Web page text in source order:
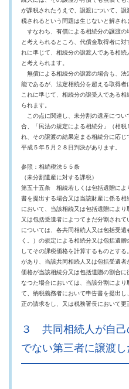
が課税されたうえで、譲渡について、
税されるという問題は生じないと解され
すなわち、有償による相続分の譲渡の
と考えられるところ、代償金取得者に
れに準じて、相続分の譲渡人である相
と考えられます。
無償による相続分の譲渡の場合も、法
能であるが、法定相続分を超える取得者
これに準じて、相続分の譲受人である
られます。
この点に関連し、未分割の遺産につい
合、「民法の規定による相続分」（相
れ、その譲渡の結果定まる相続分に応
平成５年５月２８日判決があります。
参照：相続税法５５条
（未分割遺産に対する課税）
第五十五条 相続若しくは包括遺贈によ
書を提出する場合又は当該財産に係る
において、当該相続又は包括遺贈によ
又は包括受遺者によつてまだ分割され
については、各共同相続人又は包括受
く。）の規定による相続分又は包括遺
してその課税価格を計算するものとす
があり、当該共同相続人又は包括受遺
価格が当該相続分又は包括遺贈の割合
なつた場合においては、当該分割により
て、納税義務者において申告書を提出
正の請求をし、又は税務署長において更
３ 共同相続人が自己
でない第三者に譲渡し